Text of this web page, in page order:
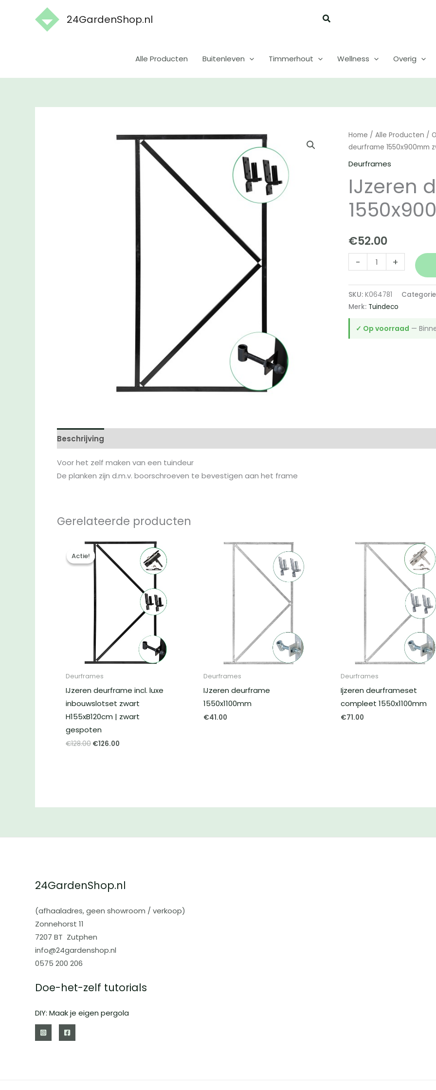
24GardenShop.nl
Alle Producten Buitenleven Timmerhout Wellness Overig
Home /Alle Producten /
deurframe 1550x900mm
Deurframes
IJzeren
€52.00
-
IJzeren
deurframe
1550x900mm
zwart
aantal
+
SKU:K064781
Merk: Tuindeco
✓ Op voorraad —
Beschrijving
Voor het zelf maken van een tuindeur
De planken zijn d.m.v. boorschroeven te bevestigen aan het frame
Gerelateerde producten
Actie!
Actie!
Deurframes
IJzeren deurframe incl. luxe
inbouwslotset zwart
H155xB120cm | zwart
gespoten
€128.00 Oorspronkelijke
€126.00
Deurframes
IJzeren deurframe
1550x1100mm
€41.00
Deurframes
Ijzeren deurframeset
compleet 1550x1100mm
€71.00
24GardenShop.nl
(afhaaladres, geen showroom / verkoop)
Zonnehorst 11
7207 BT Zutphen
info@24gardenshop.nl
0575 200 206
Doe-het-zelf tutorials
DIY: Maak je eigen pergola